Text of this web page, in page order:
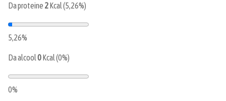
Da proteine 2Kcal (5,26%)
5,26%
Da alcool0Kcal (0%)
0%